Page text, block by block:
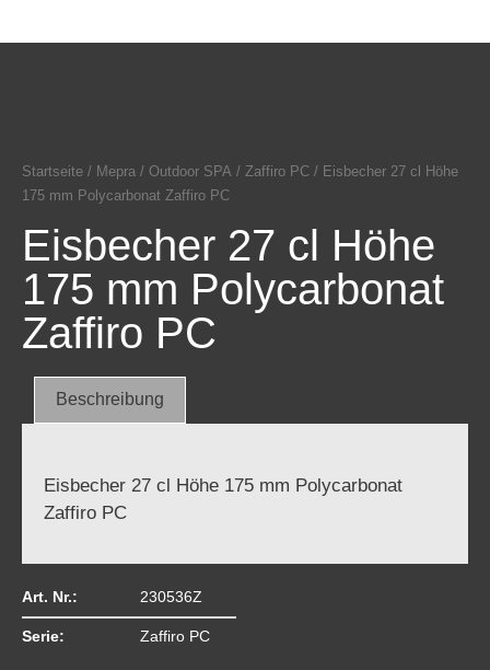
Startseite / Mepra / Outdoor SPA / Zaffiro PC / Eisbecher 27 cl Höhe
175 mm Polycarbonat Zaffiro PC
Eisbecher 27 cl Höhe
175 mm Polycarbonat
Zaffiro PC
Beschreibung
Eisbecher 27 cl Höhe 175 mm Polycarbonat
Zaffiro PC
Art. Nr.: 230536Z
Serie: Zaffiro PC